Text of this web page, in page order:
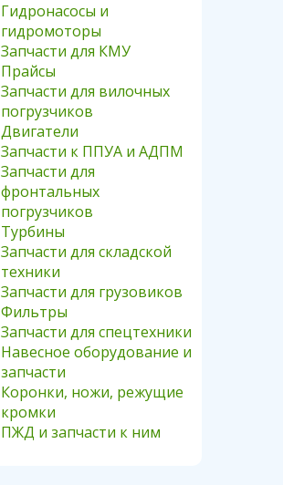
Гидронасосы и
гидромоторы
Запчасти для КМУ
Прайсы
Запчасти для вилочных
погрузчиков
Двигатели
Запчасти к ППУА и АДПМ
Запчасти для
фронтальных
погрузчиков
Турбины
Запчасти для складской
техники
Запчасти для грузовиков
Фильтры
Запчасти для спецтехники
Навесное оборудование и
запчасти
Коронки, ножи, режущие
кромки
ПЖД и запчасти к ним